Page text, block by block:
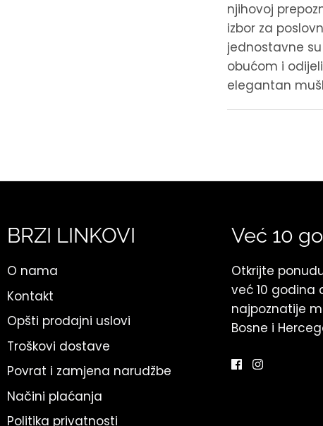
njihovoj
izbor za
jednostavne
obućom i
elegantan
BRZI LINKOVI
O nama
Kontakt
Opšti prodajni uslovi
Troškovi dostave
Povrat i zamjena narudžbe
Načini plaćanja
Politika privatnosti
Već 10
Otkrijte
već 10 godina
najpoznatije
Bosne i